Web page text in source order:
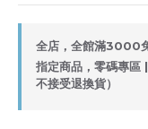
全店，全館滿3000
指定商品，零碼專
不接受退換貨）